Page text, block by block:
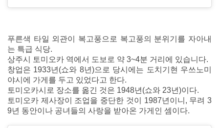
푸른색 타일 외관이 복고풍으로 복고풍의 분위기를 자아내
는 특급 식당.
상주시 토미오카 역에서 도보로 약 3~4분 거리에 있습니다.
창업은 1933년(쇼와 8년)으로 당시에는 도치기현 우쓰노미
야시에 가게를 두고 있었다고 한다.
토미오카시로 장소를 옮긴 것은 1948년(쇼와 23년)이다.
토미오카 제사장이 조업을 중단한 것이 1987년이니, 무려 3
9년 동안이나 공녀들의 사랑을 받아온 가게인 셈이다.